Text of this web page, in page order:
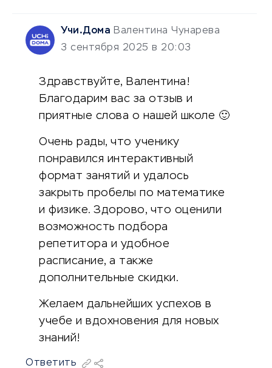
Учи.Дома Валентина Чунарева
3 сентября 2025 в 20:03
Здравствуйте, Валентина!
Благодарим вас за отзыв и
приятные слова о нашей школе 🙂
Очень рады, что ученику
понравился интерактивный
формат занятий и удалось
закрыть пробелы по математике
и физике. Здорово, что оценили
возможность подбора
репетитора и удобное
расписание, а также
дополнительные скидки.
Желаем дальнейших успехов в
учебе и вдохновения для новых
знаний!
Ответить